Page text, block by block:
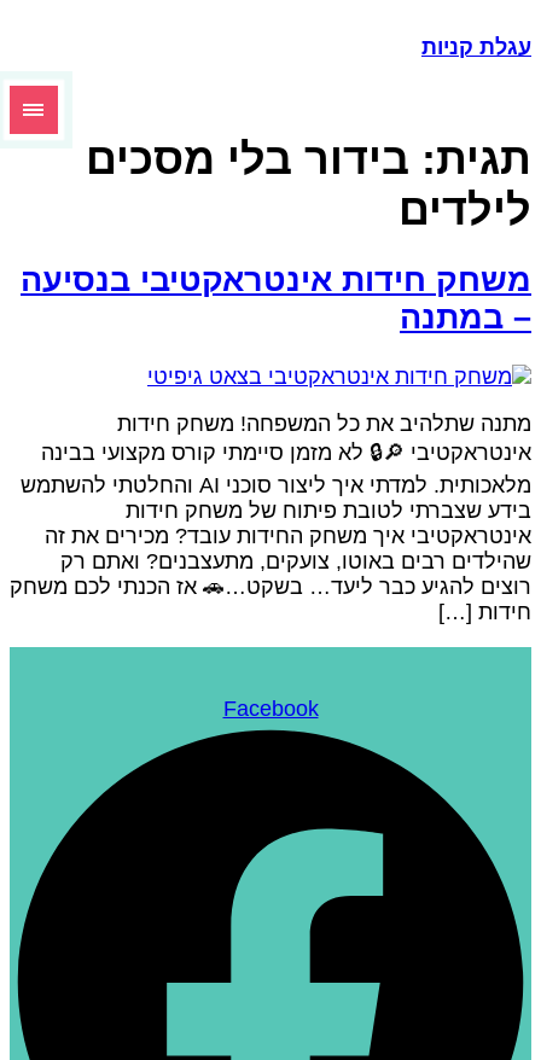
קניות
בידור בלי מסכים
חידות אינטראקטיבי בנסיעה
במתנה
שתלהיב את כל המשפחה! משחק חידות
🔎🔒 לא מזמן סיימתי קורס מקצועי בבינה
מלאכותית. למדתי איך ליצור סוכני AI והחלטתי להשתמש
שצברתי לטובת פיתוח של משחק חידות
איך משחק החידות עובד? מכירים את זה
רבים באוטו, צועקים, מתעצבנים? ואתם רק
להגיע כבר ליעד… בשקט…🚗 אז הכנתי לכם משחק
[…]
Facebook